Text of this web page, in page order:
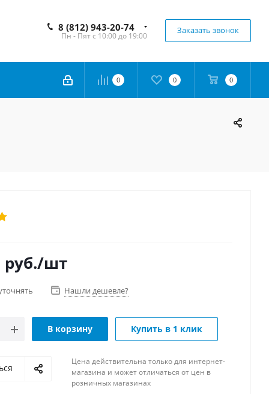
8 (812) 943-20-74
Пн - Пят с 10:00 до 19:00
Заказать звонок
0 0 0
руб./шт
Нашли дешевле?
В корзину Купить в 1 клик
Цена действительна только для интернет-
магазина и может отличаться от цен в
розничных магазинах